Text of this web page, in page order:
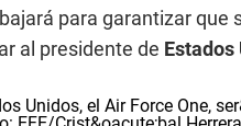
para garantizar que
al presidente de Estados